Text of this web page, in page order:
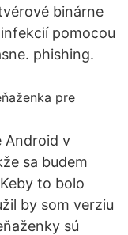
binárne
pomocou
phishing.
Android v
sa budem
to bolo
by som verziu
sú